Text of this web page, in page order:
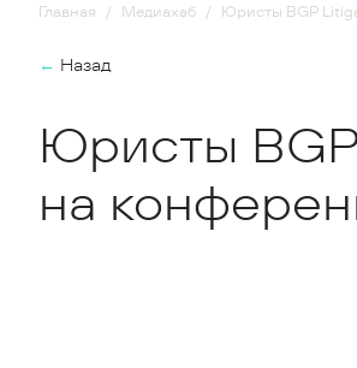
Главная Медиахаб Юристы BGP
← Назад
Юристы
на